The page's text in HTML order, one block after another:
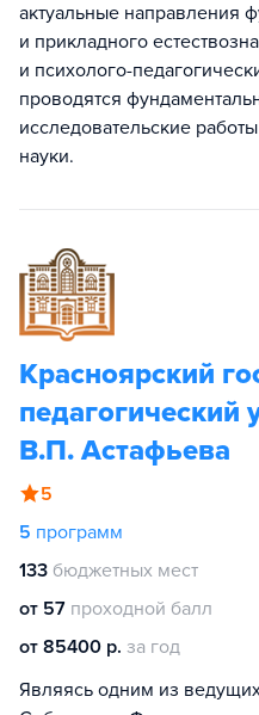
актуальные направления
и прикладного
и психолого-
проводятся
исследовательские
науки.
Красноярский
педагогический
В.П. Астафьева
5
5 программ
133 бюджетных мест
от 57 проходной балл
от 85400 р. за год
Являясь одним из